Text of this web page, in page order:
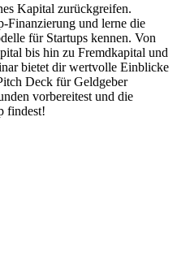
Kapital zurückgreifen.
Finanzierung und lerne die
für Startups kennen. Von
bis hin zu Fremdkapital und
bietet dir wertvolle Einblicke
Deck für Geldgeber
vorbereitest und die
findest!